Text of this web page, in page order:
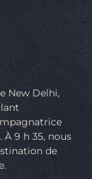
New Delhi,
9 h 35, nous
de